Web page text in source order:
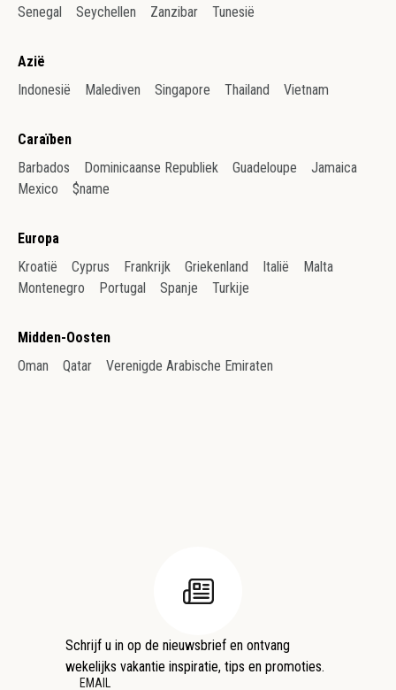
Senegal
Seychellen Zanzibar Tunesië
Azië
Indonesië
Malediven Singapore Thailand Vietnam
Caraïben
Barbados
Dominicaanse Republiek Guadeloupe
Jamaica
Mexico
$name
Europa
Kroatië
Cyprus Frankrijk Griekenland Italië
Malta
Montenegro
Portugal Spanje Turkije
Midden-Oosten
Oman
Qatar Verenigde Arabische Emiraten
Schrijf u in op de nieuwsbrief en ontvang
wekelijks vakantie inspiratie, tips en promoties.
EMAIL